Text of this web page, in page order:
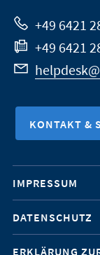
Website
+49 6421
+49 6421
KONTAKT &
Mobile-
Service-
Navigation
IMPRESSUM
DATENSCHUTZ
ERKLÄRUNG